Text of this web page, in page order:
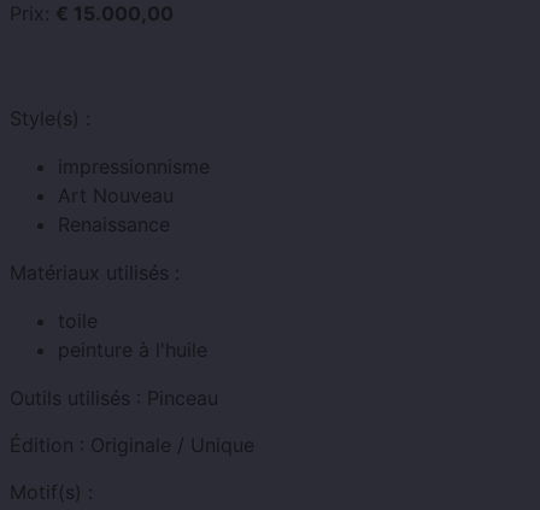
Prix: € 15.000,00
Style(s) :
impressionnisme
Art Nouveau
Renaissance
Matériaux utilisés :
toile
peinture à l'huile
Outils utilisés : Pinceau
Édition : Originale / Unique
Motif(s) :